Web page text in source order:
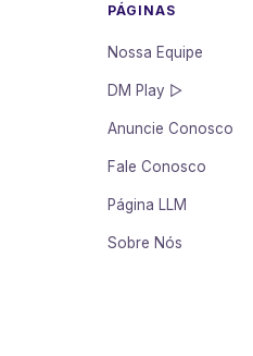
PÁGINAS
Nossa Equipe
DM Play ▷
Anuncie Conosco
Fale Conosco
Página LLM
Sobre Nós